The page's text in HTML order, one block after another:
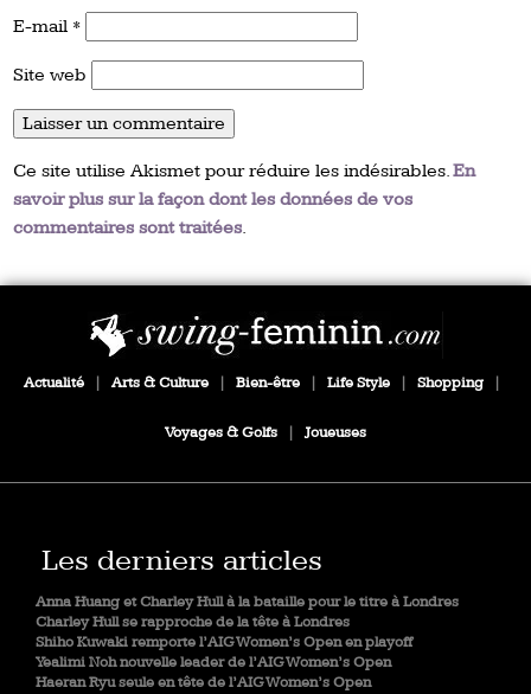
E-mail *
Site web
Ce site utilise Akismet pour réduire les indésirables.En
savoir plus sur la façon dont les données de vos
commentaires sont traitées.
Actualité Arts & Culture Bien-être Life Style Shopping
Voyages & Golfs Joueuses
Les derniers articles
Anna Huang et Charley Hull à la bataille pour le titre à Londres
Charley Hull se rapproche de la tête à Londres
Shiho Kuwaki remporte l’AIG Women’s Open en playoff
Yealimi Noh nouvelle leader de l’AIG Women’s Open
Haeran Ryu seule en tête de l’AIG Women’s Open